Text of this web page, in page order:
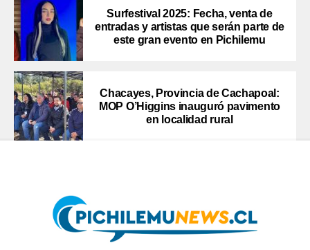
Surfestival 2025: Fecha, venta de
entradas y artistas que serán parte de
este gran evento en Pichilemu
Chacayes, Provincia de Cachapoal:
MOP O’Higgins inauguró pavimento
en localidad rural